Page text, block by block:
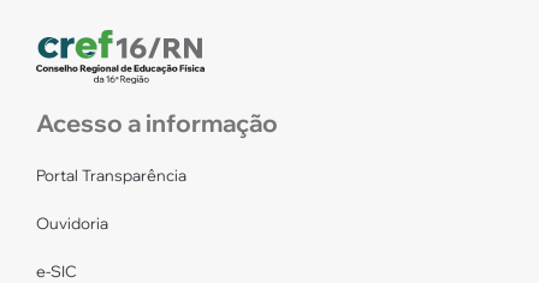
Acesso a informação
Portal Transparência
Ouvidoria
e-SIC